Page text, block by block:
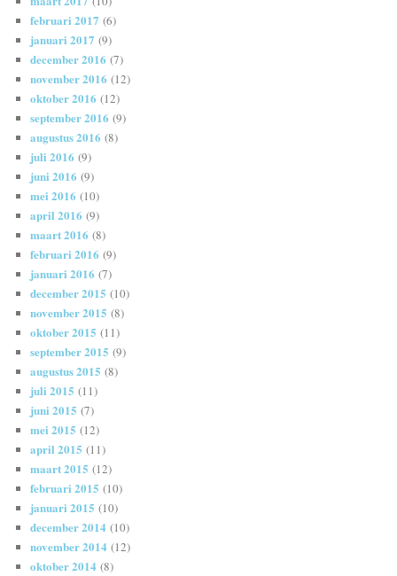
februari 2017 (6)
januari 2017 (9)
december 2016 (7)
november 2016 (12)
oktober 2016 (12)
september 2016 (9)
augustus 2016 (8)
juli 2016 (9)
juni 2016 (9)
mei 2016 (10)
april 2016 (9)
maart 2016 (8)
februari 2016 (9)
januari 2016 (7)
december 2015 (10)
november 2015 (8)
oktober 2015 (11)
september 2015 (9)
augustus 2015 (8)
juli 2015 (11)
juni 2015 (7)
mei 2015 (12)
april 2015 (11)
maart 2015 (12)
februari 2015 (10)
januari 2015 (10)
december 2014 (10)
november 2014 (12)
oktober 2014 (8)